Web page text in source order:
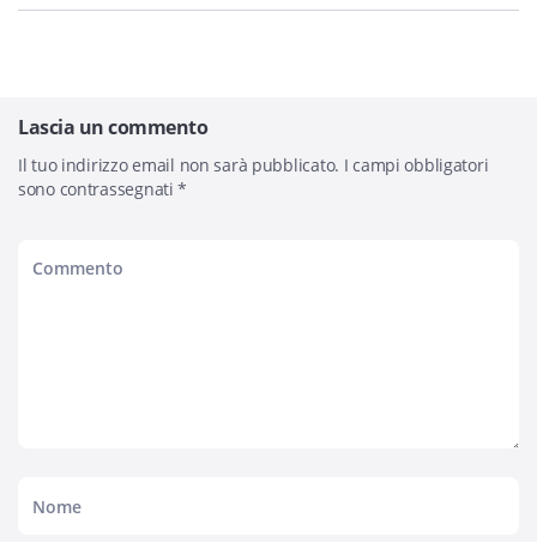
Lascia un commento
Il tuo indirizzo email non sarà pubblicato. I campi obbligatori
sono contrassegnati*